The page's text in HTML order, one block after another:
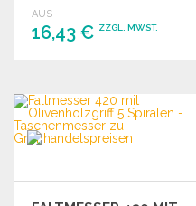
fluoreszierendem Gelb. Ideal
für den Notfall.
AUS
16,43 € ZZGL. MWST.
Angebot anfordern